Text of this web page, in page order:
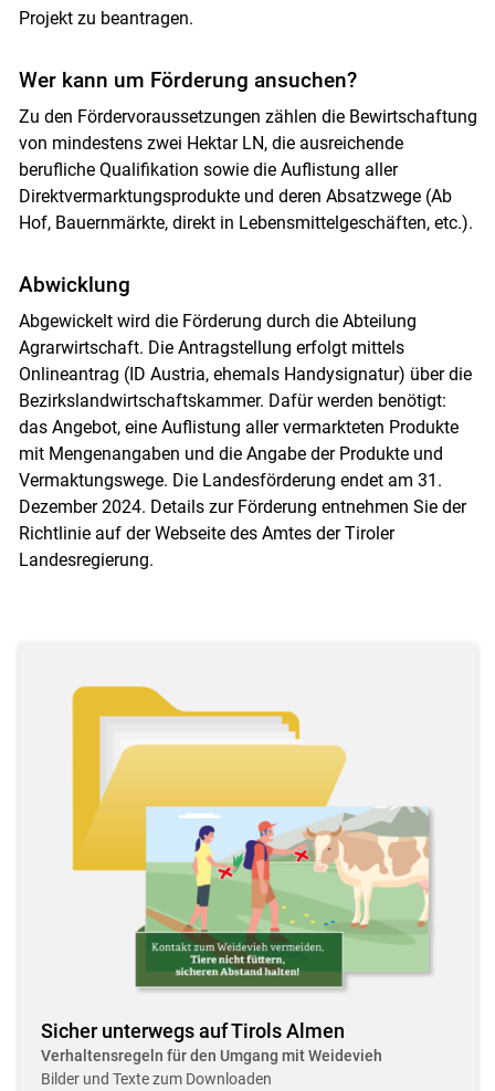
Projekt zu beantragen.
Wer kann um Förderung ansuchen?
Zu den Fördervoraussetzungen zählen die Bewirtschaftung
von mindestens zwei Hektar LN, die ausreichende
berufliche Qualifikation sowie die Auflistung aller
Direktvermarktungsprodukte und deren Absatzwege (Ab
Hof, Bauernmärkte, direkt in Lebensmittelgeschäften, etc.).
Abwicklung
Abgewickelt wird die Förderung durch die Abteilung
Agrarwirtschaft. Die Antragstellung erfolgt mittels
Onlineantrag (ID Austria, ehemals Handysignatur) über die
Bezirkslandwirtschaftskammer. Dafür werden benötigt:
das Angebot, eine Auflistung aller vermarkteten Produkte
mit Mengenangaben und die Angabe der Produkte und
Vermaktungswege. Die Landesförderung endet am 31.
Dezember 2024. Details zur Förderung entnehmen Sie der
Richtlinie auf der Webseite des Amtes der Tiroler
Landesregierung.
Sicher unterwegs auf Tirols Almen
Verhaltensregeln für den Umgang mit Weidevieh
Bilder und Texte zum Downloaden